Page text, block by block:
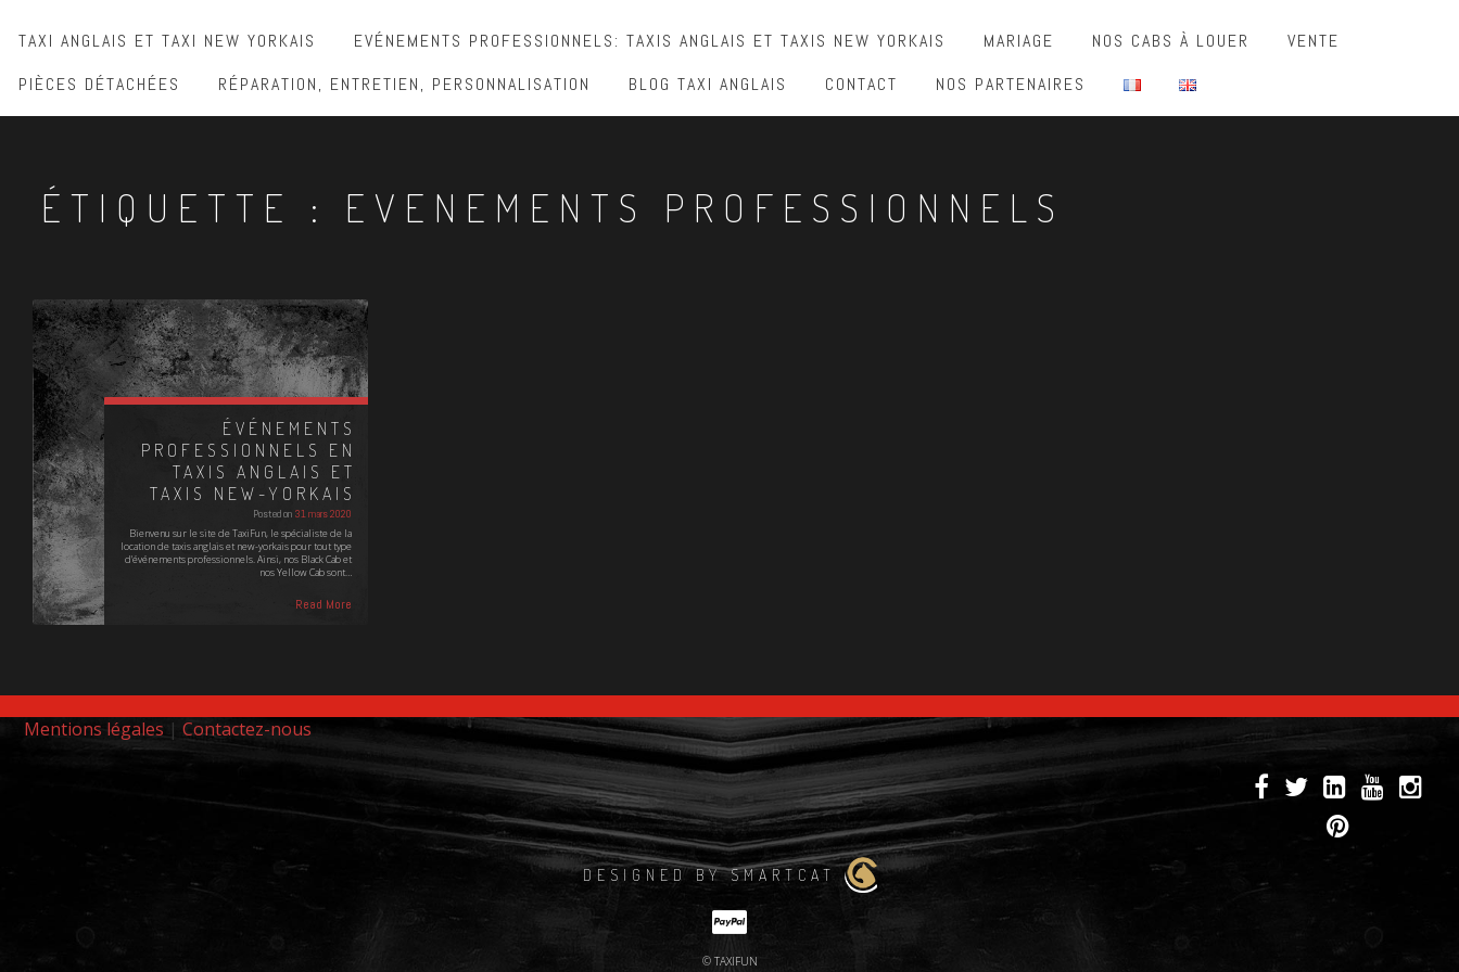
TAXI ANGLAIS ET TAXI NEW YORKAIS EVÉNEMENTS PROFESSIONNELS: TAXIS ANGLAIS ET TAXIS NEW YORKAIS MARIAGE NOS CABS À LOUER
VENTE
PIÈCES DÉTACHÉES
RÉPARATION, ENTRETIEN, PERSONNALISATION BLOG TAXI ANGLAIS CONTACT NOS PARTENAIRES
ÉTIQUETTE : EVENEMENTS PROFESSIONNELS
ÉVÉNEMENTS
PROFESSIONNELS EN
TAXIS ANGLAIS ET
TAXIS NEW-YORKAIS
Posted on 31 mars 2020
Bienvenu sur le site de TaxiFun, le spécialiste de la
location de taxis anglais et new-yorkais pour tout type
d'événements professionnels. Ainsi, nos Black Cab et
nos Yellow Cab sont…
Read More
Mentions légales | Contactez-nous
DESIGNED BY SMARTCAT
© TAXIFUN